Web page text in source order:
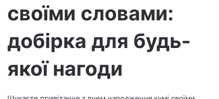
е
т
р
своїми словами:
добірка для будь-
якої нагоди